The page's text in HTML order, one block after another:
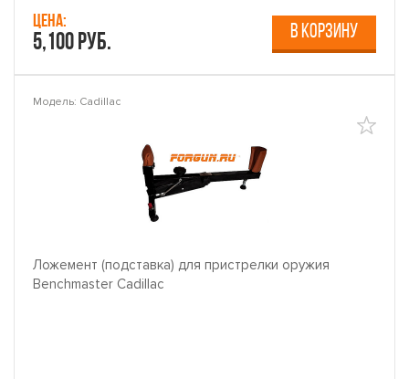
Цена:
5,100 руб. В КОРЗИНУ
Модель: Cadillac
Ложемент (подставка) для пристрелки оружия
Benchmaster Cadillac